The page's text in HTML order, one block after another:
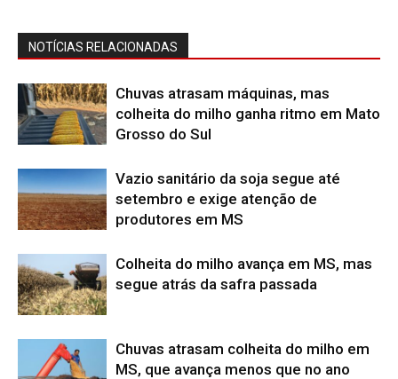
NOTÍCIAS RELACIONADAS
Chuvas atrasam máquinas, mas
colheita do milho ganha ritmo em Mato
Grosso do Sul
Vazio sanitário da soja segue até
setembro e exige atenção de
produtores em MS
Colheita do milho avança em MS, mas
segue atrás da safra passada
Chuvas atrasam colheita do milho em
MS, que avança menos que no ano